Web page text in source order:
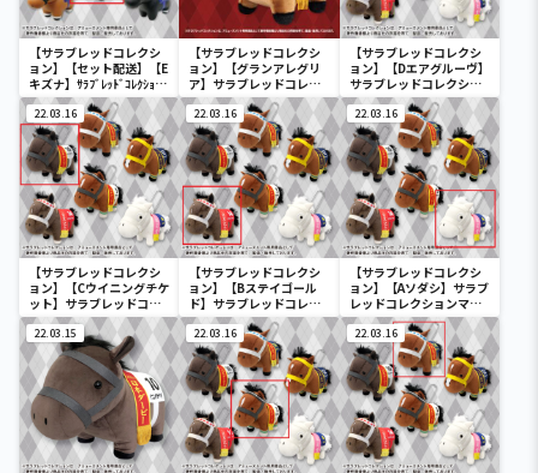
【サラブレッドコレクシ
ョン】【セット配送】【E
キズナ】ｻﾗﾌﾞﾚｯﾄﾞｺﾚｸｼｮﾝｿ
ﾌﾋﾞﾏｽｺｯﾄ3
【サラブレッドコレクシ
ョン】【グランアレグリ
ア】サラブレッドコレク
ション ふわふわBIG(グラ
ンアレグリア)
【サラブレッドコレクシ
ョン】【Dエアグルーヴ】
サラブレッドコレクショ
ンマスコットBC3
22.03.16
【サラブレッドコレクシ
ョン】【Cウイニングチケ
ット】サラブレッドコレ
クションマスコットBC3
22.03.16
【サラブレッドコレクシ
ョン】【Bステイゴール
ド】サラブレッドコレク
ションマスコットBC3
22.03.16
【サラブレッドコレクシ
ョン】【Aソダシ】サラブ
レッドコレクションマス
コットBC3
22.03.15 22.03.16 22.03.16